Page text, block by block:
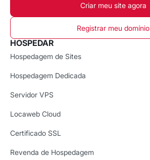
Criar meu site agora
Registrar meu domínio
HOSPEDAR
Hospedagem de Sites
Hospedagem Dedicada
Servidor VPS
Locaweb Cloud
Certificado SSL
Revenda de Hospedagem